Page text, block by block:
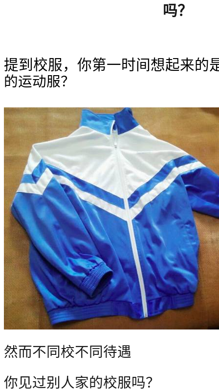
吗？
提到校服，你第一时间想起来的
的运动服？
然而不同校不同待遇
你见过别人家的校服吗？